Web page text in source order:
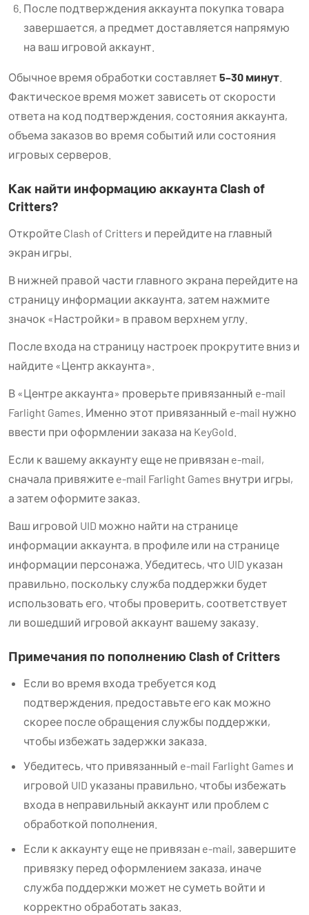
После подтверждения аккаунта покупка товара
завершается, а предмет доставляется напрямую
на ваш игровой аккаунт.
Обычное время обработки составляет 5–30 минут
Фактическое время может зависеть от скорости
ответа на код подтверждения, состояния аккаунта,
объема заказов во время событий или состояния
игровых серверов.
Как найти информацию аккаунта Clash of
Critters?
Откройте Clash of Critters и перейдите на главный
экран игры.
В нижней правой части главного экрана перейдите на
страницу информации аккаунта, затем нажмите
значок «Настройки» в правом верхнем углу.
После входа на страницу настроек прокрутите вниз и
найдите «Центр аккаунта».
В «Центре аккаунта» проверьте привязанный e-mail
Farlight Games. Именно этот привязанный e-mail нужно
ввести при оформлении заказа на KeyGold.
Если к вашему аккаунту еще не привязан e-mail,
сначала привяжите e-mail Farlight Games внутри игры,
а затем оформите заказ.
Ваш игровой UID можно найти на странице
информации аккаунта, в профиле или на странице
информации персонажа. Убедитесь, что UID указан
правильно, поскольку служба поддержки будет
использовать его, чтобы проверить, соответствует
ли вошедший игровой аккаунт вашему заказу.
Примечания по пополнению Clash of Critters
Если во время входа требуется код
подтверждения, предоставьте его как можно
скорее после обращения службы поддержки,
чтобы избежать задержки заказа.
Убедитесь, что привязанный e-mail Farlight Games и
игровой UID указаны правильно, чтобы избежать
входа в неправильный аккаунт или проблем с
обработкой пополнения.
Если к аккаунту еще не привязан e-mail, завершите
привязку перед оформлением заказа, иначе
служба поддержки может не суметь войти и
корректно обработать заказ.